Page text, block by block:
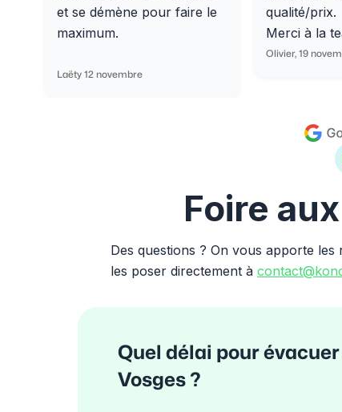
et se démène pour faire le
maximum.
Laëty 12 novembre
qualité/prix.
Merci à la
Olivier, 19
Foire
Des questions ? On vous apporte
les poser directement à
Quel délai pour
Vosges ?